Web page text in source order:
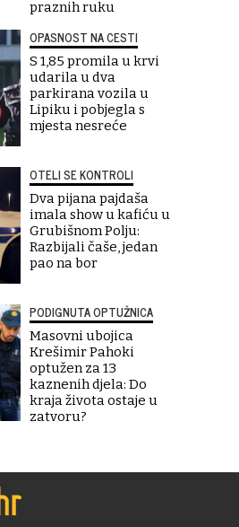
praznih ruku
OPASNOST NA CESTI
S 1,85 promila u krvi
udarila u dva
parkirana vozila u
Lipiku i pobjegla s
mjesta nesreće
OTELI SE KONTROLI
Dva pijana pajdaša
imala show u kafiću u
Grubišnom Polju:
Razbijali čaše, jedan
pao na bor
PODIGNUTA OPTUŽNICA
Masovni ubojica
Krešimir Pahoki
optužen za 13
kaznenih djela: Do
kraja života ostaje u
zatvoru?